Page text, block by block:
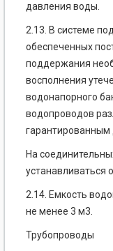
давления воды.
2.13. В системе
обеспеченных
поддержания
восполнения
водонапорного
водопроводов
На
устанавливаться
2.14. Емкость
не менее 3 м3.
Трубопроводы